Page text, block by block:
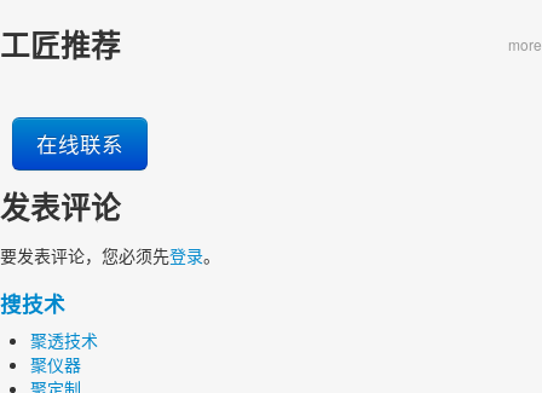
工匠推荐 more
在线联系
发表评论
要发表评论，您必须先登录。
搜技术
聚透技术
聚仪器
聚定制